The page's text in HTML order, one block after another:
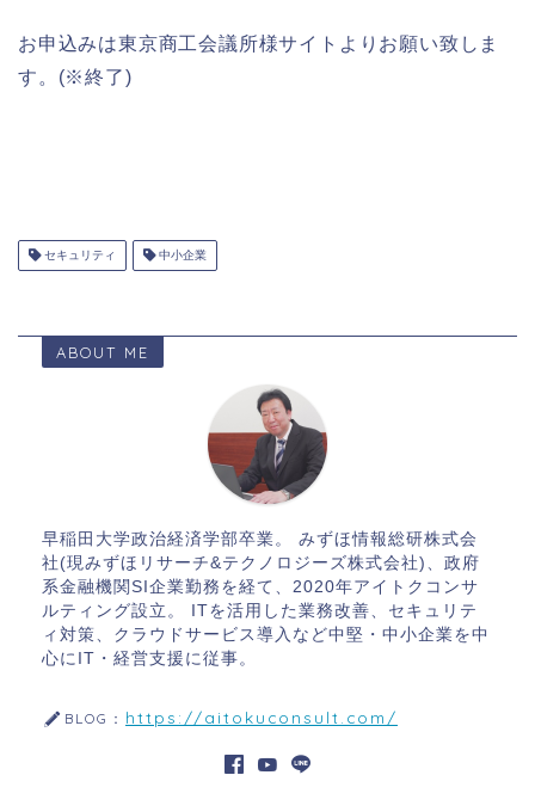
お申込みは東京商工会議所様サイトよりお願い致しま
す。(※終了)
セキュリティ 中小企業
ABOUT ME
早稲田大学政治経済学部卒業。 みずほ情報総研株式会
社(現みずほリサーチ&テクノロジーズ株式会社)、政府
系金融機関SI企業勤務を経て、2020年アイトクコンサ
ルティング設立。 ITを活用した業務改善、セキュリテ
ィ対策、クラウドサービス導入など中堅・中小企業を中
心にIT・経営支援に従事。
BLOG： https://aitokuconsult.com/